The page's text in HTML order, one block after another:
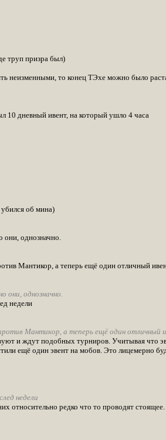
труп призра был)
неизменными, то конец ТЭхе можно было
10 дневный ивент, на который ушло 4 часа
об мина)
они, однозначно.
Мантикор, а теперь ещё один отличный
они, однозначно.
недели
Мантикор, а теперь ещё один отличный
и ждут подобных турниров. Учитывая что
ещё один эвент на мобов. Это лицемерно
недели
относительно редко что то проводят стоящее.